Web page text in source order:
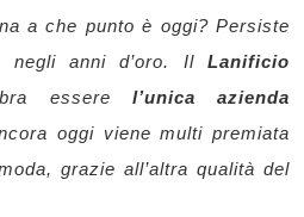
a che punto è oggi? Persiste
negli anni d’oro. Il Lanificio
essere l’unica azienda
oggi viene multi premiata
grazie all’altra qualità del